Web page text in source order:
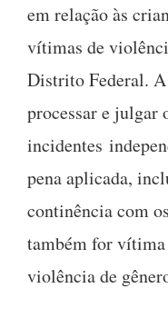
em relação às
vítimas de
Distrito Federal.
processar e julgar
incidentes
pena aplicada,
continência com
também for vítima
violência de